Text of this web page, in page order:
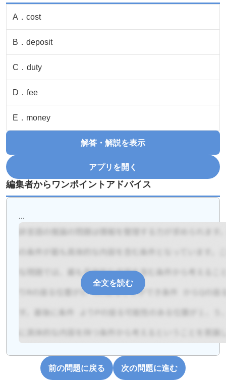
A ． cost
B ． deposit
C ． duty
D ． fee
E ． money
解答・解説を表示
アプリを開く
編集者からワンポイントアドバイス
...
全文を読む
前の問題に戻る 次の問題に進む